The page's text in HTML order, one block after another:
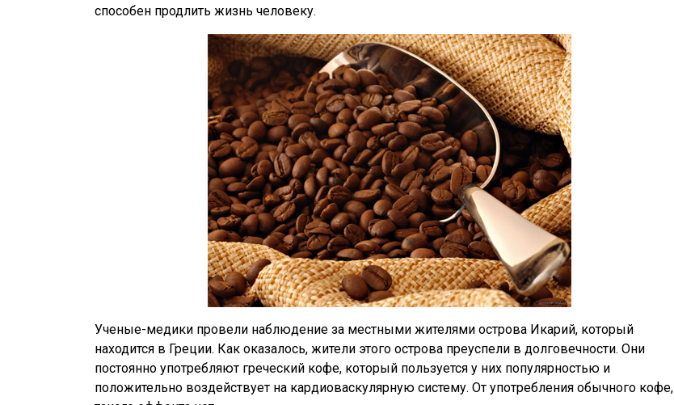
способен продлить жизнь человеку.
Ученые-медики провели наблюдение за местными жителями острова Икарий, который
находится в Греции. Как оказалось, жители этого острова преуспели в долговечности. Они
постоянно употребляют греческий кофе, который пользуется у них популярностью и
положительно воздействует на кардиоваскулярную систему. От употребления обычного кофе,